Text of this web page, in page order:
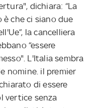
dichiara: “La
è che ci siano due
la cancelliera
“essere
L'Italia sembra
nomine. il premier
di essere
vertice senza